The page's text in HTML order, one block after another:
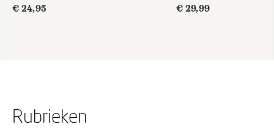
€ 24,95
€ 29,99
Rubrieken